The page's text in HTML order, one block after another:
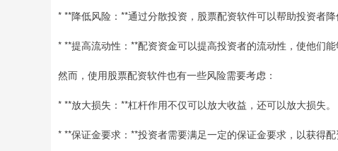
* **降低风险：**通过分散投资，股票配资软件可以帮助投资者降
* **提高流动性：**配资资金可以提高投资者的流动性，使他们能
然而，使用股票配资软件也有一些风险需要考虑：
* **放大损失：**杠杆作用不仅可以放大收益，还可以放大损失。
* **保证金要求：**投资者需要满足一定的保证金要求，以获得配